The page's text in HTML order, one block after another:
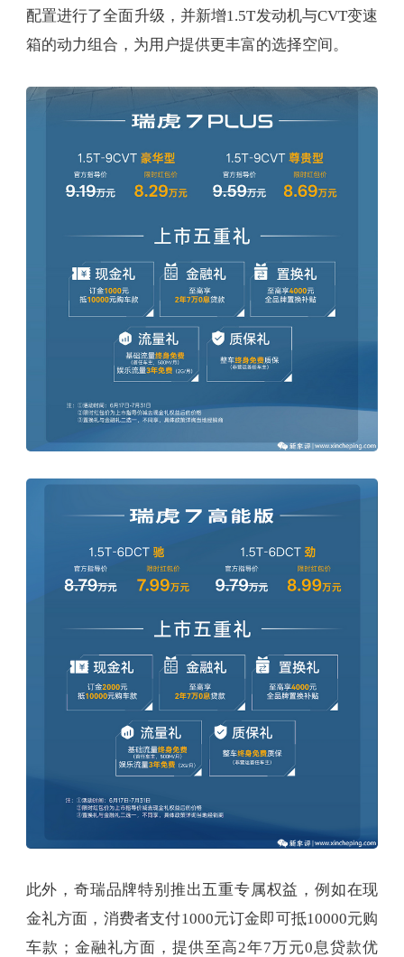
配置进行了全面升级，并新增1.5T发动机与CVT变速
箱的动力组合，为用户提供更丰富的选择空间。
此外，奇瑞品牌特别推出五重专属权益，例如在现
金礼方面，消费者支付1000元订金即可抵10000元购
车款；金融礼方面，提供至高2年7万元0息贷款优